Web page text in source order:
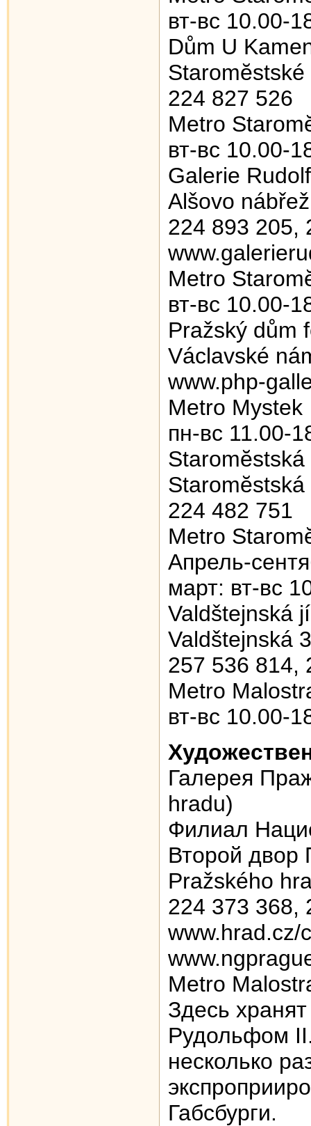
вт-вс 10.00-
Dům U
224 827 526
Metro
вт-вс 10.00-
Galerie
Alšovo
224 893 205,
Metro
вт-вс 10.00-
Pražský dům
Václavské
www.php-
Metro Mуstek
пн-вс 11.00-
224 482 751
Metro
Апрель-
март: вт-вс
Valdštejnská
Valdštejnská
257 536 814,
Metro
вт-вс 10.00-
Галерея
hradu)
Филиал
Второй двор
Pražského
224 373 368,
www.hrad.cz/
Metro
Здесь
Рудольфом
несколько
Габсбурги.